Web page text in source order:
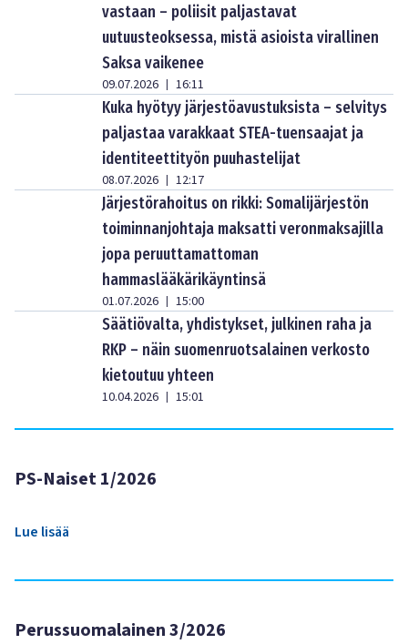
vastaan – poliisit paljastavat
uutuusteoksessa, mistä asioista virallinen
Saksa vaikenee
09.07.2026 | 16:11
Kuka hyötyy järjestöavustuksista – selvitys
paljastaa varakkaat STEA-tuensaajat ja
identiteettityön puuhastelijat
08.07.2026 | 12:17
Järjestörahoitus on rikki: Somalijärjestön
toiminnanjohtaja maksatti veronmaksajilla
jopa peruuttamattoman
hammaslääkärikäyntinsä
01.07.2026 | 15:00
Säätiövalta, yhdistykset, julkinen raha ja
RKP – näin suomenruotsalainen verkosto
kietoutuu yhteen
10.04.2026 | 15:01
PS-Naiset 1/2026
Lue lisää
Perussuomalainen 3/2026